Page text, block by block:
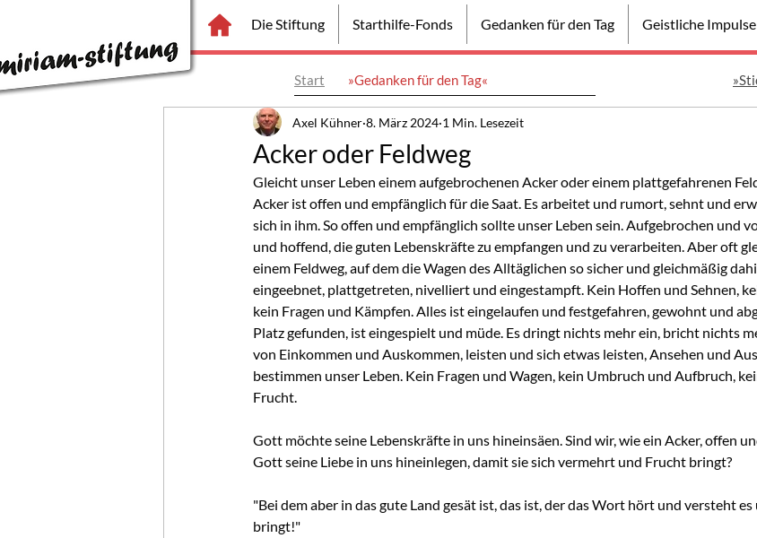
Die Stiftung Starthilfe-Fonds Gedanken für den Tag Geistliche Impulse
Start »Gedanken für den Tag«
Acker oder Feldweg
Axel Kühner 8. März 2024 1 Min. Lesezeit
Gleicht unser Leben einem aufgebrochenen Acker oder einem plattgefahrenen
Acker ist offen und empfänglich für die Saat. Es arbeitet und rumort, sehnt und
sich in ihm. So offen und empfänglich sollte unser Leben sein. Aufgebrochen und
und hoffend, die guten Lebenskräfte zu empfangen und zu verarbeiten. Aber oft
einem Feldweg, auf dem die Wagen des Alltäglichen so sicher und gleichmäßig
eingeebnet, plattgetreten, nivelliert und eingestampft. Kein Hoffen und Sehnen,
kein Fragen und Kämpfen. Alles ist eingelaufen und festgefahren, gewohnt und
Platz gefunden, ist eingespielt und müde. Es dringt nichts mehr ein, bricht nichts
von Einkommen und Auskommen, leisten und sich etwas leisten, Ansehen und
bestimmen unser Leben. Kein Fragen und Wagen, kein Umbruch und Aufbruch,
Frucht.
Gott möchte seine Lebenskräfte in uns hineinsäen. Sind wir, wie ein Acker, offen
Gott seine Liebe in uns hineinlegen, damit sie sich vermehrt und Frucht bringt?
"Bei dem aber in das gute Land gesät ist, das ist, der das Wort hört und versteht
bringt!"